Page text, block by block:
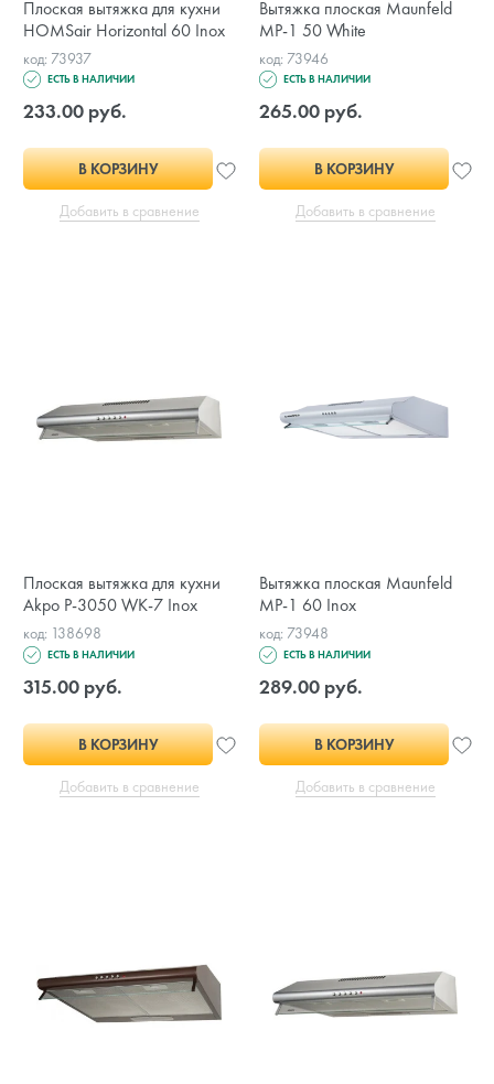
Плоская вытяжка для кухни
HOMSair Horizontal 60 Inox
код: 73937
ЕСТЬ В НАЛИЧИИ
233.00 руб.
В КОРЗИНУ
Добавить в сравнение
Вытяжка плоская Maunfeld
MP-1 50 White
код: 73946
ЕСТЬ В НАЛИЧИИ
265.00 руб.
В КОРЗИНУ
Добавить в сравнение
Плоская вытяжка для кухни
Akpo P-3050 WK-7 Inox
код: 138698
ЕСТЬ В НАЛИЧИИ
315.00 руб.
В КОРЗИНУ
Добавить в сравнение
Вытяжка плоская Maunfeld
MP-1 60 Inox
код: 73948
ЕСТЬ В НАЛИЧИИ
289.00 руб.
В КОРЗИНУ
Добавить в сравнение